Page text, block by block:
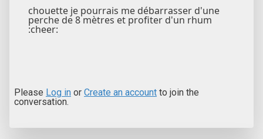
chouette je pourrais me débarrasser d'une
perche de 8 mètres et profiter d'un rhum
:cheer:
Please Log in or Create an account to join the
conversation.